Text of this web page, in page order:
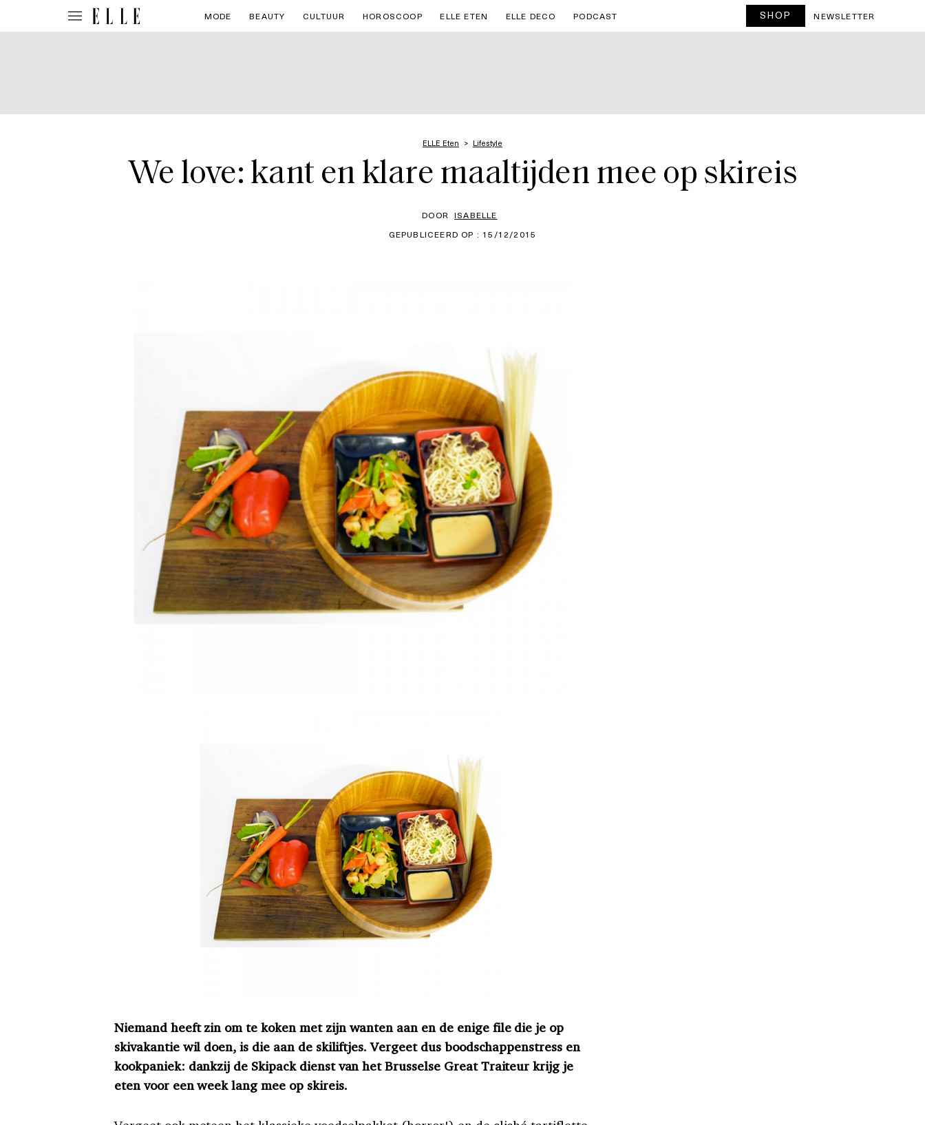
MODE BEAUTY CULTUUR HOROSCOOP ELLE ETEN ELLE DECO PODCAST SHOP NEWSLETTER
ELLE Eten Lifestyle
We love: kant en klare maaltijden mee op skireis
DOOR ISABELLE
GEPUBLICEERD OP : 15/12/2015
Niemand heeft zin om te koken met zijn wanten aan en de enige file die je op
skivakantie wil doen, is die aan de skiliftjes. Vergeet dus boodschappenstress en
kookpaniek: dankzij de Skipack dienst van het Brusselse Great Traiteur krijg je
eten voor een week lang mee op skireis.